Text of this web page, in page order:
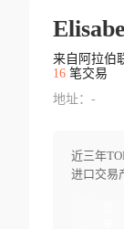
来自阿拉伯
16笔交易
地址：-
近三年
进口交易